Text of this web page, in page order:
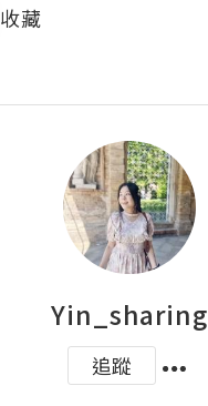
收藏
Yin_sharing
追蹤